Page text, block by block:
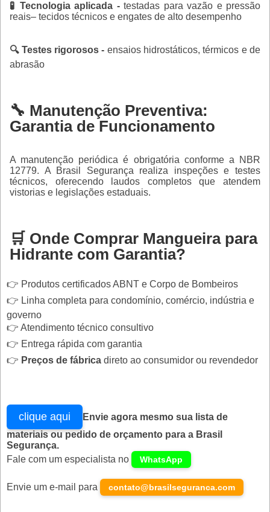
🧪 Tecnologia aplicada -testadas para vazão e pressão
reais– tecidos técnicos e engates de alto desempenho
🔍 Testes rigorosos - ensaios hidrostáticos, térmicos e de
abrasão
🔧 Manutenção Preventiva:
Garantia de Funcionamento
A manutenção periódica é obrigatória conforme a NBR
12779. A Brasil Segurança realiza inspeções e testes
técnicos, oferecendo laudos completos que atendem
vistorias e legislações estaduais.
🛒 Onde Comprar Mangueira para
Hidrante com Garantia?
👉 Produtos certificados ABNT e Corpo de Bombeiros
👉 Linha completa para condomínio, comércio, indústria e
governo
👉 Atendimento técnico consultivo
👉 Entrega rápida com garantia
👉 Preços de fábrica direto ao consumidor ou revendedor
clique aqui
Envie agora mesmo sua lista de
materiais ou pedido de orçamento para a Brasil
Segurança.
Fale com um especialista no
WhatsApp
Envie um e-mail para contato@brasilseguranca.com